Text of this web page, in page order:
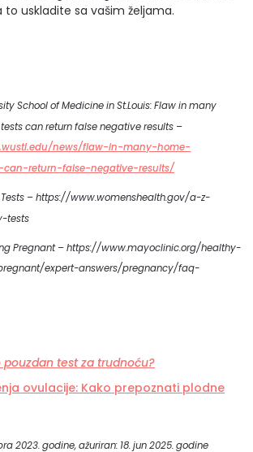
to uskladite sa vašim željama.
School of Medicine in St.Louis: Flaw in many
can return false negative results –
news/flaw-in-many-home-
can-return-false-negative-results/
Tests – https://www.womenshealth.gov/a-z-
tests
Pregnant – https://www.mayoclinic.org/healthy-
expert-answers/pregnancy/faq-
test za trudnoću?
ovulacije: Kako prepoznati plodne
2023. godine, ažuriran: 18. jun 2025. godine